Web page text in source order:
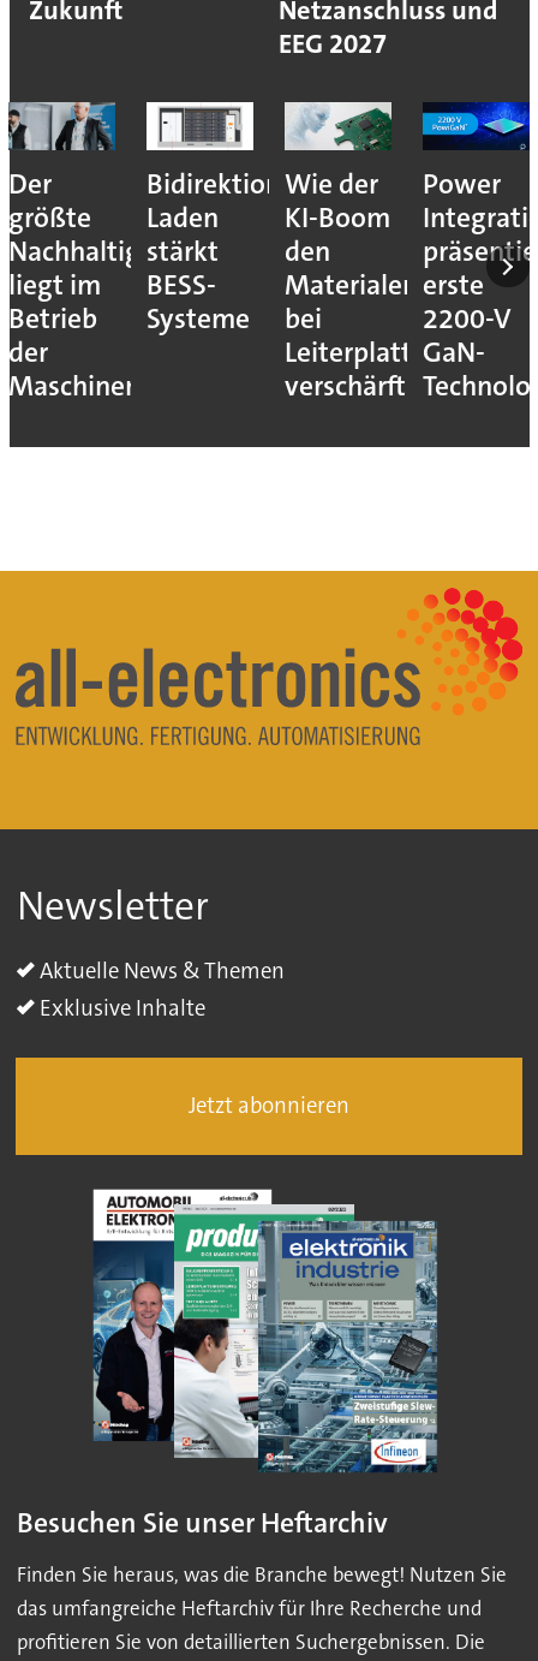
Zukunft
Netzanschluss und
EEG 2027
Der
größte
Nachhaltigkeitshebel
liegt im
Betrieb
der
Maschinen
Bidirektionales
Laden
stärkt
BESS-
Systeme
Wie der
KI-Boom
den
Materialengpass
bei
Leiterplatten
verschärft
Power
erste
2200-V
GaN-
Newsletter
Aktuelle News & Themen
Exklusive Inhalte
Jetzt abonnieren
Besuchen Sie unser Heftarchiv
Finden Sie heraus, was die Branche bewegt! Nutzen Sie
das umfangreiche Heftarchiv für Ihre Recherche und
profitieren Sie von detaillierten Suchergebnissen. Die